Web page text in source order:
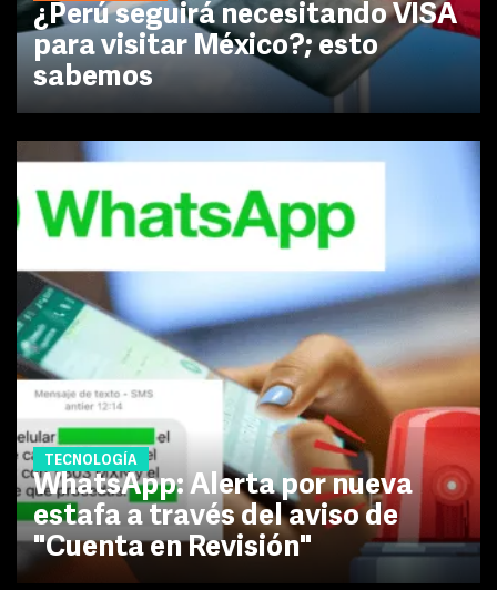
¿Perú seguirá necesitando VISA
para visitar México?; esto
sabemos
TECNOLOGÍA
WhatsApp: Alerta por nueva
estafa a través del aviso de
"Cuenta en Revisión"